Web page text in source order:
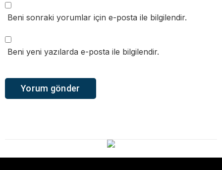
Beni sonraki yorumlar için e-posta ile bilgilendir.
Beni yeni yazılarda e-posta ile bilgilendir.